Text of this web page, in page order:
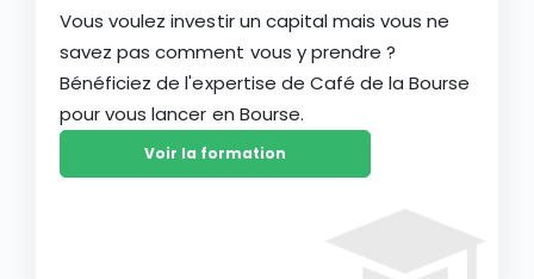
Vous voulez investir un capital mais vous ne
savez pas comment vous y prendre ?
Bénéficiez de l'expertise de Café de la Bourse
pour vous lancer en Bourse.
Voir la formation